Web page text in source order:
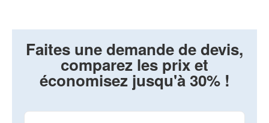
Faites une demande de devis,
comparez les prix et
économisez jusqu'à 30% !